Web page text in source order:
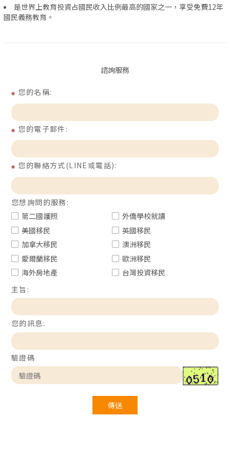
是世界上教育投資占國民收入比例最高的國家之一，享受免費12年
國民義務教育。
諮詢服務
您的名稱:
您的電子郵件:
您的聯絡方式(LINE或電話):
您想詢問的服務:
第二國護照
外僑學校就讀
美國移民
英國移民
加拿大移民
澳洲移民
愛爾蘭移民
歐洲移民
海外房地產
台灣投資移民
主旨:
您的訊息:
驗證碼
傳送